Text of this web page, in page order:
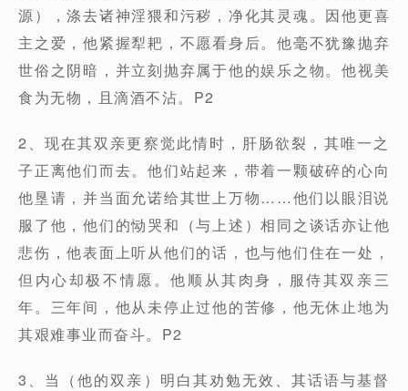
源），涤去诸神淫猥和污秽，净化其灵魂。因他更喜
主之爱，他紧握犁耙，不愿看身后。他毫不犹豫抛弃
世俗之阴暗，并立刻抛弃属于他的娱乐之物。他视美
食为无物，且滴酒不沾。P2
2、现在其双亲更察觉此情时，肝肠欲裂，其唯一之
子正离他们而去。他们站起来，带着一颗破碎的心向
他垦请，并当面允诺给其世上万物……他们以眼泪说
服了他，他们的恸哭和（与上述）相同之谈话亦让他
悲伤，他表面上听从他们的话，也与他们住在一处，
但内心却极不情愿。他顺从其肉身，服侍其双亲三
年。三年间，他从未停止过他的苦修，他无休止地为
其艰难事业而奋斗。P2
3、当（他的双亲）明白其劝勉无效、其话语与基督